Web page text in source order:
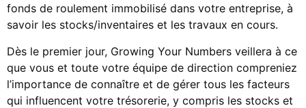
fonds de roulement immobilisé dans votre entreprise, à
savoir les stocks/inventaires et les travaux en cours.
Dès le premier jour, Growing Your Numbers veillera à ce
que vous et toute votre équipe de direction compreniez
l’importance de connaître et de gérer tous les facteurs
qui influencent votre trésorerie, y compris les stocks et